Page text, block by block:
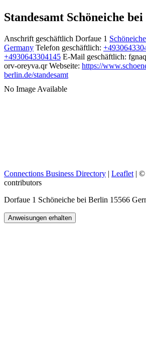
Standesamt Schöneiche
Anschrift geschäftlich Dorfaue 1
Germany Telefon geschäftlich:
+4930643304145 E-Mail geschäftlich:
orv-oreyva.qr Webseite: https://
berlin.de/standesamt
No Image Available
Connections Business Directory | Leaflet | ©
contributors
Dorfaue 1 Schöneiche bei Berlin 15566
Anweisungen erhalten